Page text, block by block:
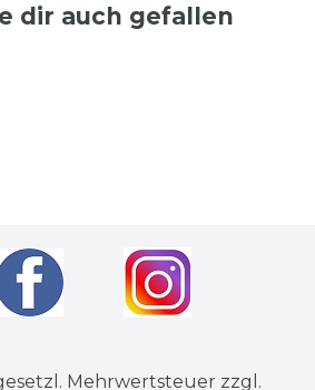
dir auch gefallen
Mehrwertsteuer zzgl.